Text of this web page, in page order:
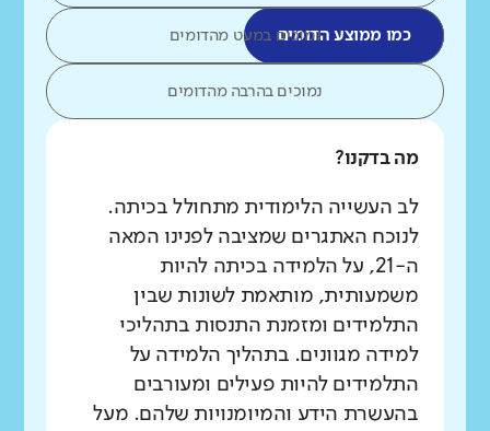
כמו ממוצע הדומיםנמוכים במעט מהדומים
נמוכים בהרבה מהדומים
מה בדקנו?
לב העשייה הלימודית מתחולל בכיתה.
לנוכח האתגרים שמציבה לפנינו המאה
ה-21, על הלמידה בכיתה להיות
משמעותית, מותאמת לשונות שבין
התלמידים ומזמנת התנסות בתהליכי
למידה מגוונים. בתהליך הלמידה על
התלמידים להיות פעילים ומעורבים
בהעשרת הידע והמיומנויות שלהם. מעל